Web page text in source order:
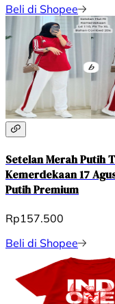
Beli di Shopee
Setelan Merah Putih
Kemerdekaan 17
Putih Premium
Rp157.500
Beli di Shopee